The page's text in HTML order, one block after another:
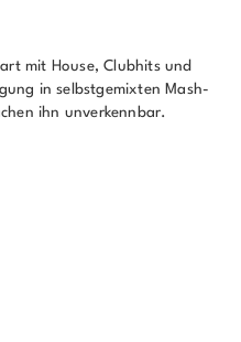
mit House, Clubhits und
in selbstgemixten Mash-
ihn unverkennbar.